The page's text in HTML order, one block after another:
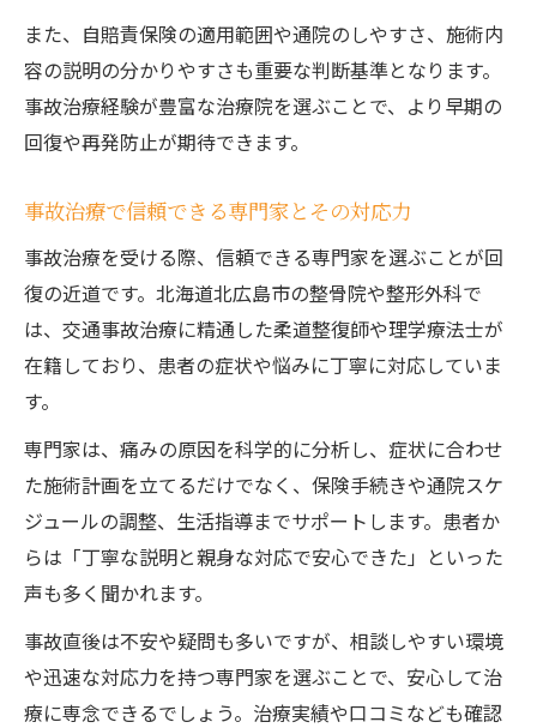
また、自賠責保険の適用範囲や通院のしやすさ、施術内
容の説明の分かりやすさも重要な判断基準となります。
事故治療経験が豊富な治療院を選ぶことで、より早期の
回復や再発防止が期待できます。
事故治療で信頼できる専門家とその対応力
事故治療を受ける際、信頼できる専門家を選ぶことが回
復の近道です。北海道北広島市の整骨院や整形外科で
は、交通事故治療に精通した柔道整復師や理学療法士が
在籍しており、患者の症状や悩みに丁寧に対応していま
す。
専門家は、痛みの原因を科学的に分析し、症状に合わせ
た施術計画を立てるだけでなく、保険手続きや通院スケ
ジュールの調整、生活指導までサポートします。患者か
らは「丁寧な説明と親身な対応で安心できた」といった
声も多く聞かれます。
事故直後は不安や疑問も多いですが、相談しやすい環境
や迅速な対応力を持つ専門家を選ぶことで、安心して治
療に専念できるでしょう。治療実績や口コミなども確認